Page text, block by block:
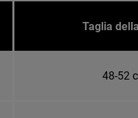
Taglia
48-52